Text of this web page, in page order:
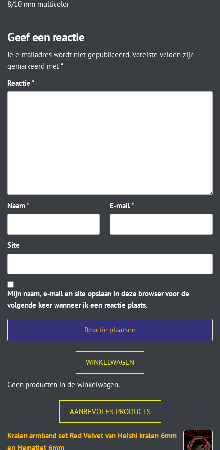
8/10 mm multicolor
Geef een reactie
Je e-mailadres wordt niet gepubliceerd. Vereiste velden zijn
gemarkeerd met *
Reactie *
Naam* E-mail*
Site
Mijn naam, e-mail en site opslaan in deze browser voor de
volgende keer wanneer ik een reactie plaats.
WINKELWAGEN
Geen producten in de winkelwagen.
AANBEVOLEN PRODUCTS
Kralen armband set Red Velvet van Heishi kralen 6mm
en Hematiet 6mm